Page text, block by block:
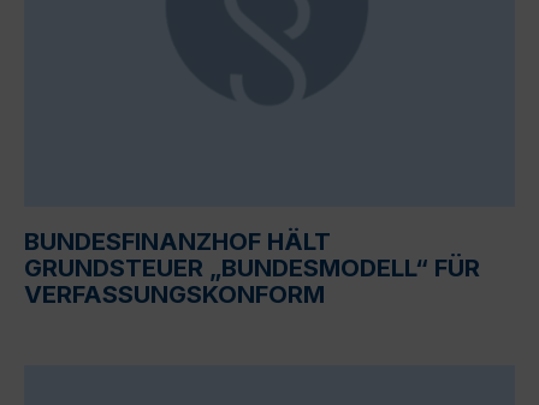
BUNDESFINANZHOF HÄLT
GRUNDSTEUER „BUNDESMODELL“ FÜR
VERFASSUNGSKONFORM